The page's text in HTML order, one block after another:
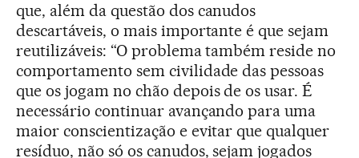
que, além da questão dos canudos
descartáveis, o mais importante é que sejam
reutilizáveis: “O problema também reside no
comportamento sem civilidade das pessoas
que os jogam no chão depois de os usar. É
necessário continuar avançando para uma
maior conscientização e evitar que qualquer
resíduo, não só os canudos, sejam jogados